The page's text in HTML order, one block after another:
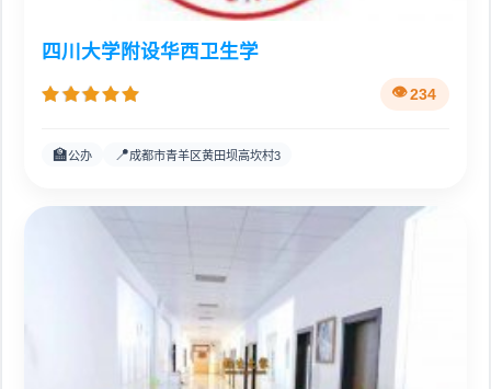
四川大学附设华西卫生学
234
🏫公办 📍成都市青羊区黄田坝高坎村3